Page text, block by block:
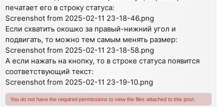
#include "icon16x16.xpm"
MyFrame::MyFrame(const wxString& title) :
{
  SetIcon(wxIcon(icon16x16_xpm));
  wxMenu *fileMenu = new wxMenu;
  wxMenu *helpMenu = new wxMenu;
helpMenu->Append(wxID_ABOUT,
fileMenu->Append(wxID_EXIT, wxT("E&xit...\tAlt-
  wxMenuBar *menuBar = new wxMenuBar();
  menuBar->Append(fileMenu, wxT("&File"));
  menuBar->Append(helpMenu, wxT("&Help"));
  MyFrame(const wxString& title);
  void OnQuit(wxCommandEvent& event);
  void OnAbout(wxCommandEvent& event);
  void OnSize(wxSizeEvent& event);
  void OnButtonOK(wxCommandEvent& event);
private:
  DECLARE_EVENT_TABLE()
DECLARE_APP(MyApp)
IMPLEMENT_APP(MyApp)
печатает его в строку статуса:
Screenshot from 2025-02-11 23-18-46.png
Если схватить окошко за правый-нижний угол и
подвигать, то можно тем самым менять размер:
Screenshot from 2025-02-11 23-18-58.png
А если нажать на кнопку, то в строке статуса появится
соответствующий текст:
Screenshot from 2025-02-11 23-19-10.png
You do not have the required permissions to view the files attached to this post.